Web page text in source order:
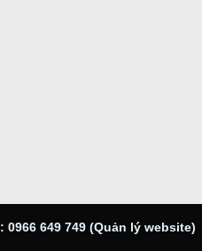
0966 649 749 (Quản lý website)